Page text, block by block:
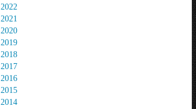
2022
2021
2020
2019
2018
2017
2016
2015
2014